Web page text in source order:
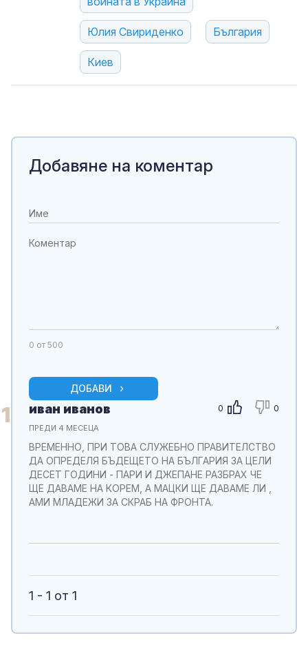
Юлия Свириденко България
Киев
Добавяне на коментар
0 от 500
ДОБАВИ
1 0 0
иван иванов
ПРЕДИ 4 МЕСЕЦА
ВРЕМЕННО, ПРИ ТОВА СЛУЖЕБНО ПРАВИТЕЛСТВО
ДА ОПРЕДЕЛЯ БЪДЕЩЕТО НА БЪЛГАРИЯ ЗА ЦЕЛИ
ДЕСЕТ ГОДИНИ - ПАРИ И ДЖЕПАНЕ РАЗБРАХ ЧЕ
ЩЕ ДАВАМЕ НА КОРЕМ, А МАЦКИ ЩЕ ДАВАМЕ ЛИ ,
АМИ МЛАДЕЖИ ЗА СКРАБ НА ФРОНТА.
1 - 1 от 1